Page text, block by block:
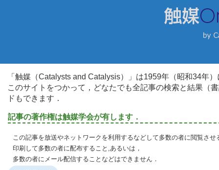
「触媒（Catalysts and Catalysis）」は1959年（昭和34年
このサイトをつかって，どなたでも全記事の検索と結果（
ドもできます．
記事の著作権は触媒学会が有します．
この記事を放送やネットワークを利用するなどして多数の者に閲覧させ
印刷して多数の者に配布すること,あるいは，
多数の者にメール配信することなどはできません．